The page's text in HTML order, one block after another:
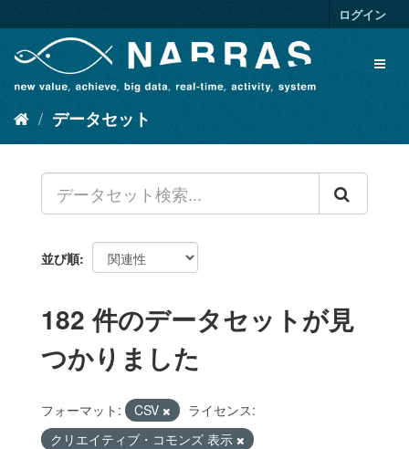
キ
ログイン
データセット
並び順
182 件のデータセットが見
つかりました
フォーマット: CSV
ライセンス:
クリエイティブ・コモンズ 表示